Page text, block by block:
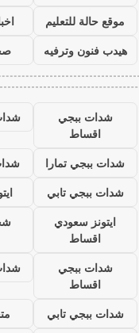
موقع حالة للتعليم
اخبار
هيدب فنون وترفيه
شدات ببجي
اقساط
شدات ببجي تمارا
شدات ببجي تابي
ايتونز سعودي
اقساط
شدات ببجي
اقساط
شدات ببجي تابي